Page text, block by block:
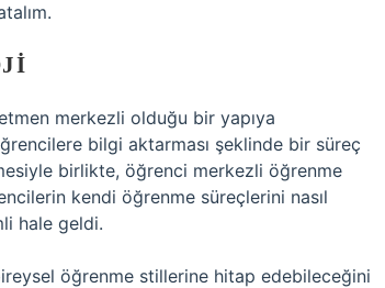
merkezli olduğu bir yapıya
bilgi aktarması şeklinde bir süreç
birlikte, öğrenci merkezli öğrenme
kendi öğrenme süreçlerini nasıl
hale geldi.
öğrenme stillerine hitap edebileceğini